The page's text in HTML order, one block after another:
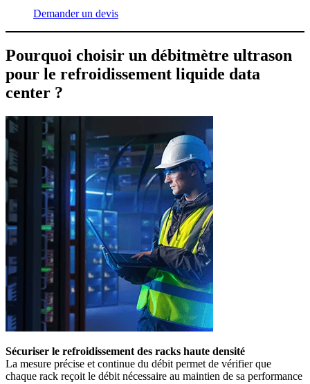
Demander un devis
Pourquoi choisir un débitmètre ultrason
pour le refroidissement liquide data
center ?
Sécuriser le refroidissement des racks haute densité
La mesure précise et continue du débit permet de vérifier que
chaque rack reçoit le débit nécessaire au maintien de sa performance